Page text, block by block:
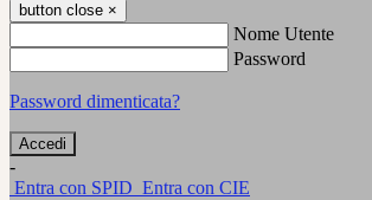
button close ×
Nome Utente
Password
Password dimenticata?
-
Entra con SPID Entra con CIE